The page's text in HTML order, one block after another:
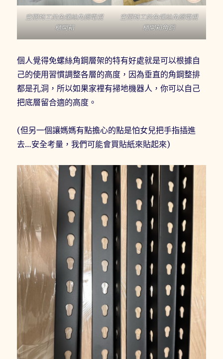
空間特工的免螺絲角鋼電視
櫃開箱
空間特工的免螺絲角鋼電視
櫃開箱角鋼
個人覺得免螺絲角鋼層架的特有好處就是可以根據自
己的使用習慣調整各層的高度，因為垂直的角鋼整排
都是孔洞，所以如果家裡有掃地機器人，你可以自己
把底層留合適的高度。
(但另一個讓媽媽有點擔心的點是怕女兒把手指插進
去…安全考量，我們可能會買貼紙來貼起來)